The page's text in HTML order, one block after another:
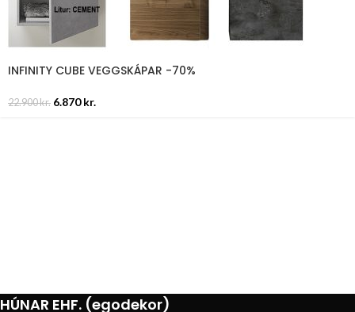
INFINITY CUBE VEGGSKÁPAR -70%
22.900kr. 6.870kr.
HÚNAR EHF. (egodekor)